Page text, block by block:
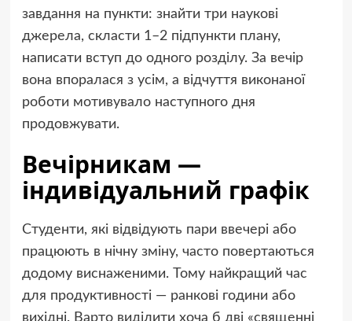
завдання на пункти: знайти три наукові
джерела, скласти 1–2 підпункти плану,
написати вступ до одного розділу. За вечір
вона впоралася з усім, а відчуття виконаної
роботи мотивувало наступного дня
продовжувати.
Вечірникам —
індивідуальний графік
Студенти, які відвідують пари ввечері або
працюють в нічну зміну, часто повертаються
додому виснаженими. Тому найкращий час
для продуктивності — ранкові години або
вихідні. Варто виділити хоча б дві «священні